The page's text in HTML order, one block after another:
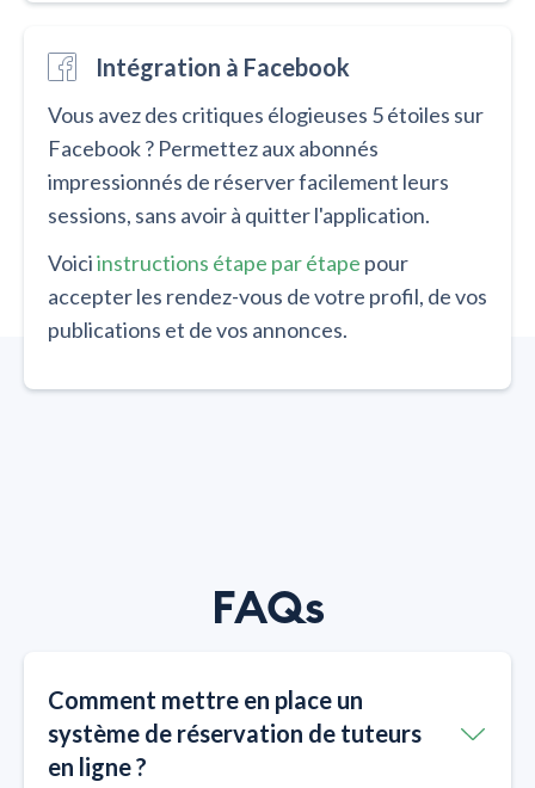
Intégration à Facebook
Vous avez des critiques élogieuses 5 étoiles sur
Facebook ? Permettez aux abonnés
impressionnés de réserver facilement leurs
sessions, sans avoir à quitter l'application.
Voiciinstructions étape par étape pour
accepter les rendez-vous de votre profil, de vos
publications et de vos annonces.
FAQs
Comment mettre en place un
système de réservation de tuteurs
en ligne ?